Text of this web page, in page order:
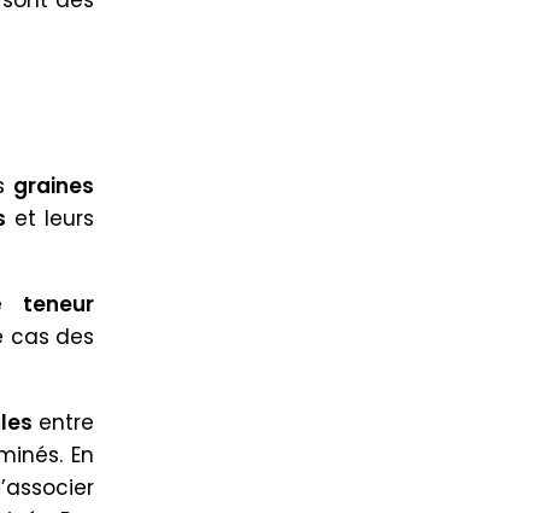
graines
et leurs
teneur
cas des
entre
En